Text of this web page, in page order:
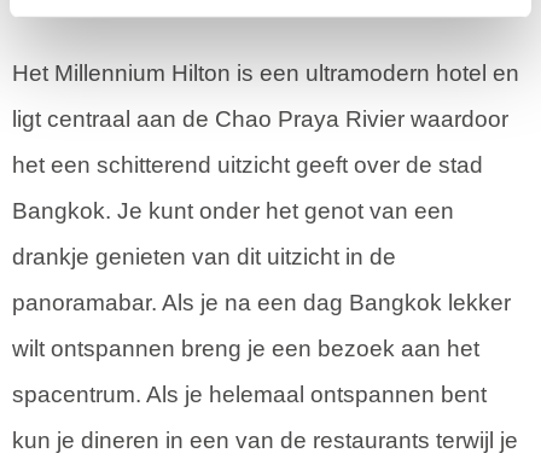
Het Millennium Hilton is een ultramodern hotel en
ligt centraal aan de Chao Praya Rivier waardoor
het een schitterend uitzicht geeft over de stad
Bangkok. Je kunt onder het genot van een
drankje genieten van dit uitzicht in de
panoramabar. Als je na een dag Bangkok lekker
wilt ontspannen breng je een bezoek aan het
spacentrum. Als je helemaal ontspannen bent
kun je dineren in een van de restaurants terwijl je